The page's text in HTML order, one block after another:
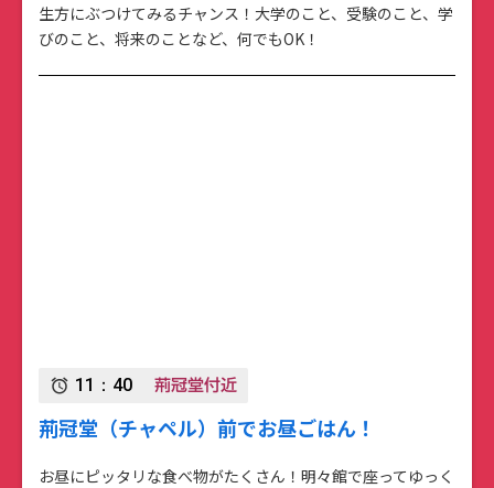
生方にぶつけてみるチャンス！大学のこと、受験のこと、学
びのこと、将来のことなど、何でもOK！
alarm 11：40 荊冠堂付近
荊冠堂（チャペル）前でお昼ごはん！
お昼にピッタリな食べ物がたくさん！明々館で座ってゆっく